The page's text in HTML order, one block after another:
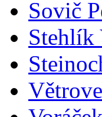
Sovič
Stehlík